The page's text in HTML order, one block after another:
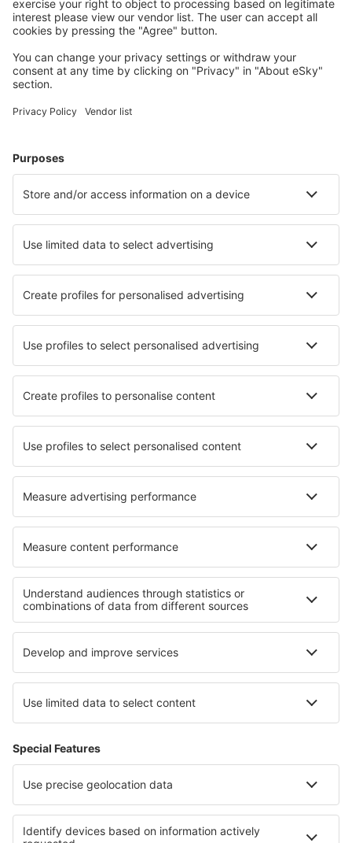
Ubytování ve Francii - Oblíbená města
Ubytování in Cannes Ubytování in Sete
Ubytování in Balaruc-les-Bains Ubytování v Calvi
Nejlepší ubytování - města
Ubytování Tallanstown Ubytování in Harrison Mills
Ubytování in Cootamundra Ubytování in Wofford Heights
Ubytování in Dorking Ubytování in Piotta
Ubytování v Les Deux Alpes Ubytování v oblasti Mont Blanc
Ubytování v Alpe d'Huez Ubytování v Weissensee
Ubytování v Iguazú Ubytování v Národní park Rondane
Ubytování v Lednicko - Valtickem areálu
Ubytování in East Macedonia and Thrace